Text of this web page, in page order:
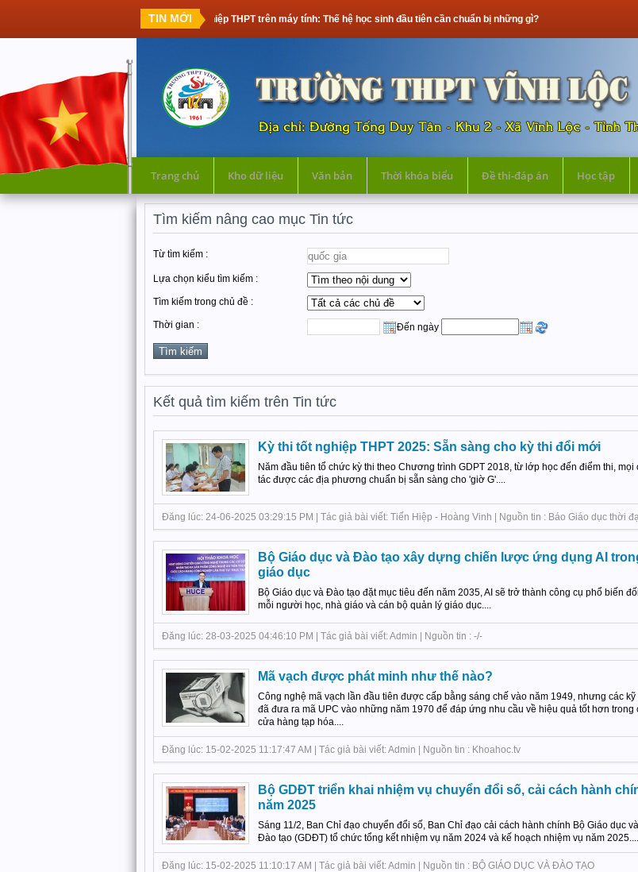
TIN MỚI
Thi tốt nghiệp THPT trên máy tính: Thế hệ học sinh đầu tiên cần chuẩn bị những gì?
Trang chủ Kho dữ liệu Văn bản Thời khóa biểu Đề thi-đáp án Học tập
Tìm kiếm nâng cao mục Tin tức
Từ tìm kiếm :
Lựa chọn kiểu tìm kiếm :
Tìm kiếm trong chủ đề :
Thời gian : Đến ngày
Kết quả tìm kiếm trên Tin tức
Kỳ thi tốt nghiệp THPT 2025: Sẵn sàng cho kỳ thi đổi mới
Năm đầu tiên tổ chức kỳ thi theo Chương trình GDPT 2018, từ lớp học đến điểm thi, mọi
tác được các địa phương chuẩn bị sẵn sàng cho 'giờ G'....
Đăng lúc: 24-06-2025 03:29:15 PM | Tác giả bài viết: Tiến Hiệp - Hoàng Vinh | Nguồn tin : Báo Giáo dục thời
Bộ Giáo dục và Đào tạo xây dựng chiến lược ứng dụng AI
giáo dục
Bộ Giáo dục và Đào tạo đặt mục tiêu đến năm 2035, AI sẽ trở thành công cụ phổ biến
mỗi người học, nhà giáo và cán bộ quản lý giáo dục....
Đăng lúc: 28-03-2025 04:46:10 PM | Tác giả bài viết: Admin | Nguồn tin : -/-
Mã vạch được phát minh như thế nào?
Công nghệ mã vạch lần đầu tiên được cấp bằng sáng chế vào năm 1949, nhưng các kỹ
đã đưa ra mã UPC vào những năm 1970 để đáp ứng nhu cầu về hiệu quả tốt hơn trong
cửa hàng tạp hóa....
Đăng lúc: 15-02-2025 11:17:47 AM | Tác giả bài viết: Admin | Nguồn tin : Khoahoc.tv
Bộ GDĐT triển khai nhiệm vụ chuyển đổi số, cải cách hành
năm 2025
Sáng 11/2, Ban Chỉ đạo chuyển đổi số, Ban Chỉ đạo cải cách hành chính Bộ Giáo dục và
Đào tạo (GDĐT) tổ chức tổng kết nhiệm vụ năm 2024 và kế hoạch nhiệm vụ năm 2025....
Đăng lúc: 15-02-2025 11:10:17 AM | Tác giả bài viết: Admin | Nguồn tin : BỘ GIÁO DỤC VÀ ĐÀO TẠO